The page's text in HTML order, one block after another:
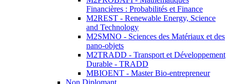
Financières : Probabilités et Finance
M2REST - Renewable Energy, Science
and Technology
M2SMNO - Sciences des Matériaux et des
nano-objets
M2TRADD - Transport et Développement
Durable - TRADD
MBIOENT - Master Bio-entrepreneur
Non Diplomant